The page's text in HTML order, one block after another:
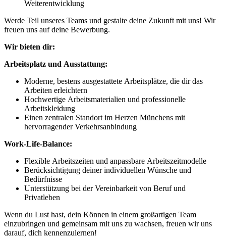
Weiterentwicklung
Werde Teil unseres Teams und gestalte deine Zukunft mit uns! Wir
freuen uns auf deine Bewerbung.
Wir bieten dir:
Arbeitsplatz und Ausstattung:
Moderne, bestens ausgestattete Arbeitsplätze, die dir das
Arbeiten erleichtern
Hochwertige Arbeitsmaterialien und professionelle
Arbeitskleidung
Einen zentralen Standort im Herzen Münchens mit
hervorragender Verkehrsanbindung
Work-Life-Balance:
Flexible Arbeitszeiten und anpassbare Arbeitszeitmodelle
Berücksichtigung deiner individuellen Wünsche und
Bedürfnisse
Unterstützung bei der Vereinbarkeit von Beruf und
Privatleben
Wenn du Lust hast, dein Können in einem großartigen Team
einzubringen und gemeinsam mit uns zu wachsen, freuen wir uns
darauf, dich kennenzulernen!